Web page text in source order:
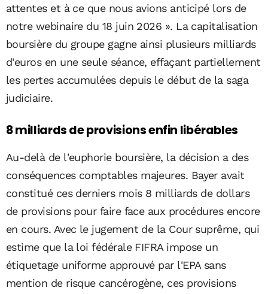
attentes et à ce que nous avions anticipé lors de
notre webinaire du 18 juin 2026 ». La capitalisation
boursière du groupe gagne ainsi plusieurs milliards
d'euros en une seule séance, effaçant partiellement
les pertes accumulées depuis le début de la saga
judiciaire.
8 milliards de provisions enfin libérables
Au-delà de l'euphorie boursière, la décision a des
conséquences comptables majeures. Bayer avait
constitué ces derniers mois 8 milliards de dollars
de provisions pour faire face aux procédures encore
en cours. Avec le jugement de la Cour suprême, qui
estime que la loi fédérale FIFRA impose un
étiquetage uniforme approuvé par l'EPA sans
mention de risque cancérogène, ces provisions